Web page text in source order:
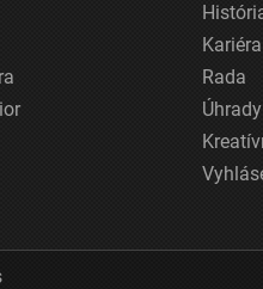
Kariéra
Rada
Úhrady